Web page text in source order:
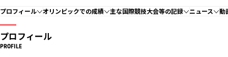
プロフィール オリンピックでの成績 主な国際競技大会等の記録 ニュース 動
プロフィール
PROFILE